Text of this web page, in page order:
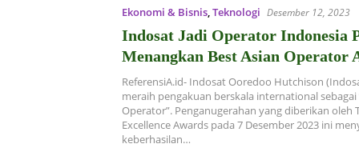
Ekonomi & Bisnis,Teknologi Desember 12, 2023
Indosat Jadi Operator Indonesia
Menangkan Best Asian Operator
Telecom Review Exellence Awards
ReferensiA.id- Indosat Ooredoo Hutchison
meraih pengakuan berskala international sebagai
Operator”. Penganugerahan yang diberikan oleh
Excellence Awards pada 7 Desember 2023 ini
keberhasilan…